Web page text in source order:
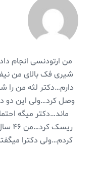
من ارتودنسی انجام
شیری فک بالای من
دارم…دکتر لثه من را
وصل کرد…ولی این دو
ماند…دکتر میگه
کردم…ولی دکترا